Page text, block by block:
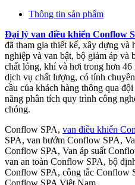
Thông tin sản phẩm
Đại lý van điều khiển Conflow
đã tham gia thiết kế, xây dựng và
nghiệp và van bật, bộ giảm áp và
chất lỏng, khí và hơi trong hơn 46
dịch vụ chất lượng, có tính
cầu của khách hàng thông qua
năng phân tích quy trình công
chóng.
Conflow SPA, van điều khiển
SPA, van bướm Conflow SPA,
Conflow SPA, Van áp suất
van an toàn Conflow SPA, bộ
Conflow SPA, công tắc Conflow